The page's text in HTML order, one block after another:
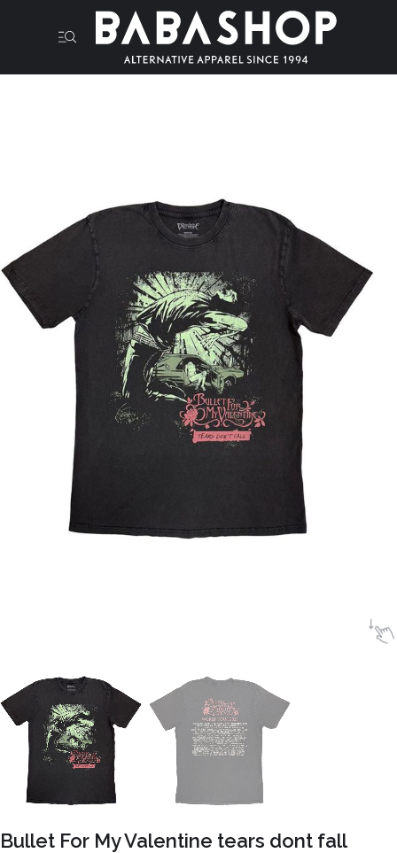
Bullet For My Valentine tears dont fall